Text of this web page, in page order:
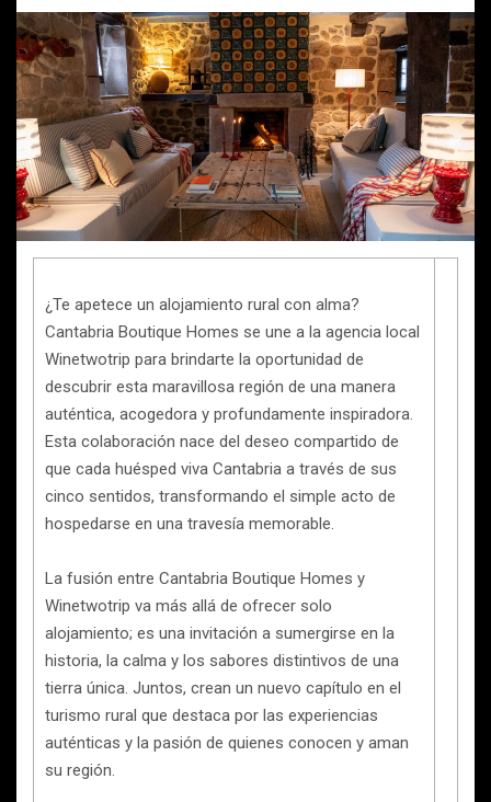
¿Te apetece un alojamiento rural con alma?
Cantabria Boutique Homes se une a la agencia local
Winetwotrip para brindarte la oportunidad de
descubrir esta maravillosa región de una manera
auténtica, acogedora y profundamente inspiradora.
Esta colaboración nace del deseo compartido de
que cada huésped viva Cantabria a través de sus
cinco sentidos, transformando el simple acto de
hospedarse en una travesía memorable.
La fusión entre Cantabria Boutique Homes y
Winetwotrip va más allá de ofrecer solo
alojamiento; es una invitación a sumergirse en la
historia, la calma y los sabores distintivos de una
tierra única. Juntos, crean un nuevo capítulo en el
turismo rural que destaca por las experiencias
auténticas y la pasión de quienes conocen y aman
su región.